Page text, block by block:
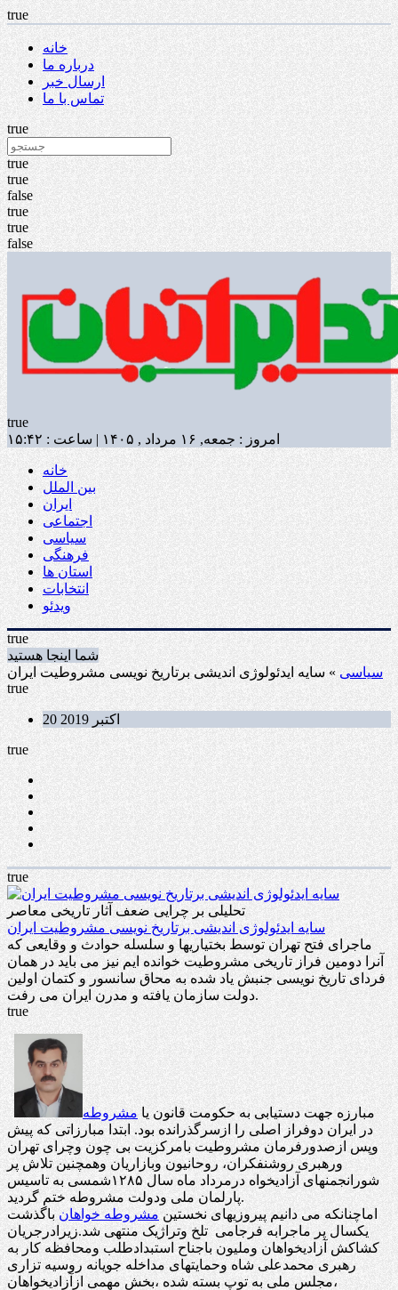
true
خانه
درباره ما
ارسال خبر
تماس با ما
true
true
true
false
true
true
false
true
امروز : جمعه, ۱۶ مرداد , ۱۴۰۵ | ساعت : ۱۵:۴۲
خانه
بین الملل
ایران
اجتماعی
سیاسی
فرهنگی
استان ها
انتخابات
ویدئو
true
شما اینجا هستید
سیاسی » سایه ایدئولوژی اندیشی برتاریخ نویسی مشروطیت ایران
true
20 اکتبر 2019
true
true
تحلیلی بر چرایی ضعف آثار تاریخی معاصر
سایه ایدئولوژی اندیشی برتاریخ نویسی مشروطیت ایران
ماجرای فتح تهران توسط بختیاریها و سلسله حوادث و وقایعی که
آنرا دومین فراز تاریخی مشروطیت خوانده ایم نیز می باید در همان
فردای تاریخ نویسی جنبش یاد شده به محاق سانسور و کتمان اولین
دولت سازمان یافته و مدرن ایران می رفت.
true
مبارزه جهت دستیابی به حکومت قانون یا مشروطه
در ایران دوفراز اصلی را ازسرگذرانده بود. ابتدا مبارزاتی که پیش
وپس ازصدورفرمان مشروطیت بامرکزیت بی چون وچرای تهران
ورهبری روشنفکران، روحانیون وبازاریان وهمچنین تلاش پر
شورانجمنهای آزادیخواه درمرداد ماه سال ۱۲۸۵شمسی به تاسیس
پارلمان ملی ودولت مشروطه ختم گردید.
اماچنانکه می دانیم پیروزیهای نخستین مشروطه خواهان باگذشت
یکسال پر ماجرابه فرجامی تلخ وتراژیک منتهی شد.زیرادرجریان
کشاکش آزادیخواهان وملیون باجناح استبدادطلب ومحافظه کار به
رهبری محمدعلی شاه وحمایتهای مداخله جویانه روسیه تزاری
،مجلس ملی به توپ بسته شده ،بخش مهمی ازآزادیخواهان